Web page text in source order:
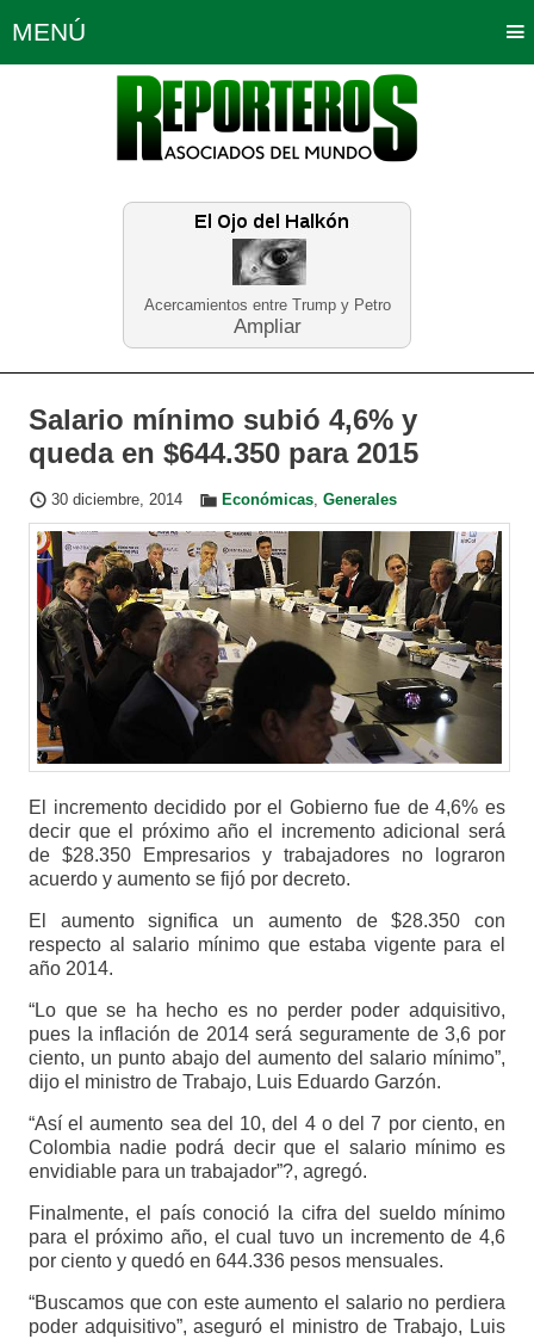
Acercamientos entre Trump y Petro
Ampliar
MENÚ
Política Opinión Bogotá
Planeta Tierra Deportes
Educación Neira
Salario mínimo subió 4,6% y
queda en $644.350 para 2015
30 diciembre, 2014 Económicas, Generales
El incremento decidido por el Gobierno fue de 4,6% es
decir que el próximo año el incremento adicional será
de $28.350 Empresarios y trabajadores no lograron
acuerdo y aumento se fijó por decreto.
El aumento significa un aumento de $28.350 con
respecto al salario mínimo que estaba vigente para el
año 2014.
“Lo que se ha hecho es no perder poder adquisitivo,
pues la inflación de 2014 será seguramente de 3,6 por
ciento, un punto abajo del aumento del salario mínimo”,
dijo el ministro de Trabajo, Luis Eduardo Garzón.
“Así el aumento sea del 10, del 4 o del 7 por ciento, en
Colombia nadie podrá decir que el salario mínimo es
envidiable para un trabajador”?, agregó.
Finalmente, el país conoció la cifra del sueldo mínimo
para el próximo año, el cual tuvo un incremento de 4,6
por ciento y quedó en 644.336 pesos mensuales.
“Buscamos que con este aumento el salario no perdiera
poder adquisitivo”, aseguró el ministro de Trabajo, Luis